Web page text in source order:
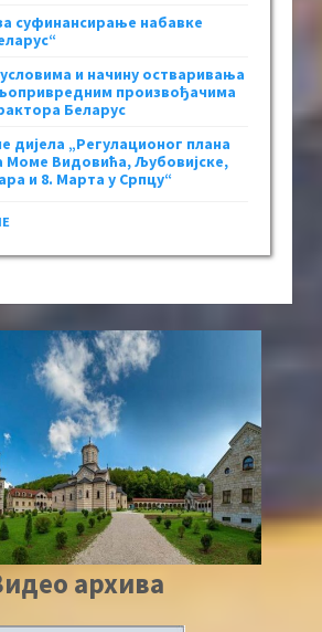
суфинансирање набавке
и начину остваривања
произвођачима
Беларус
дијела „Регулационог плана
Моме Видовића, Љубовијске,
и 8. Марта у Српцу“
архива